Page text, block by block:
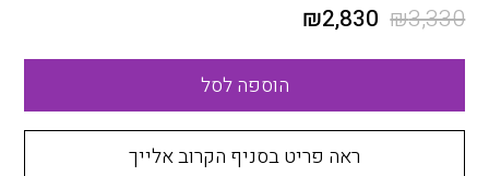
₪3,330
₪2,830
הוספה לסל
ראה פריט בסניף הקרוב אלייך